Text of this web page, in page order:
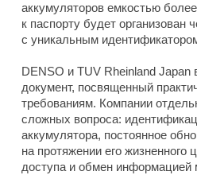
аккумуляторов емкостью
к паспорту будет организован
с уникальным
DENSO и TUV Rheinland Japan
документ, посвященный
требованиям. Компании
сложных вопроса:
аккумулятора, постоянное
на протяжении его жизненного
доступа и обмен